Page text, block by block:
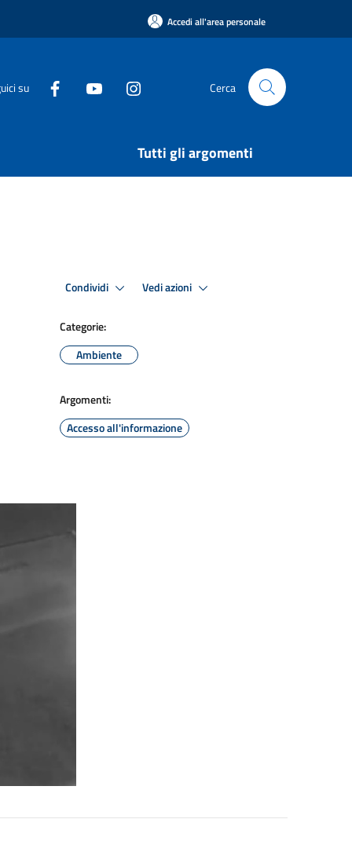
Accedi all'area personale
su Cerca
Tutti gli argomenti
Condividi Vedi azioni
Categorie:
Ambiente
Argomenti:
Accesso all'informazione